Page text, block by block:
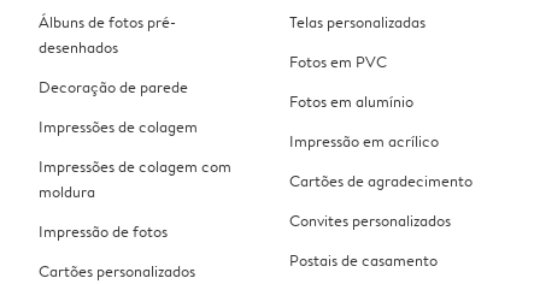
Álbuns de fotos pré-
desenhados
Decoração de parede
Impressões de colagem
Impressões de colagem com
moldura
Impressão de fotos
Cartões personalizados
Telas personalizadas
Fotos em PVC
Fotos em alumínio
Impressão em acrílico
Cartões de agradecimento
Convites personalizados
Postais de casamento